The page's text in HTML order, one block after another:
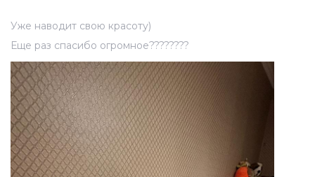
Уже наводит свою красоту)
Еще раз спасибо огромное????????